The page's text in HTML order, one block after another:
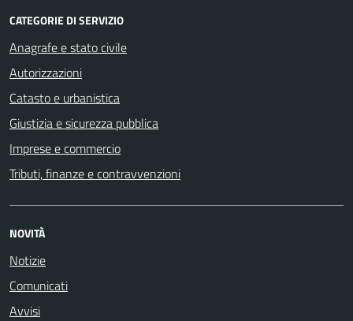
CATEGORIE DI SERVIZIO
Anagrafe e stato civile
Autorizzazioni
Catasto e urbanistica
Giustizia e sicurezza pubblica
Imprese e commercio
Tributi, finanze e contravvenzioni
NOVITÀ
Notizie
Comunicati
Avvisi